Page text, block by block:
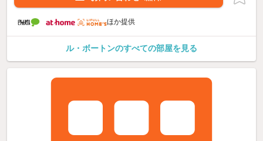
ほか提供
ル・ボートンのすべての部屋を見る